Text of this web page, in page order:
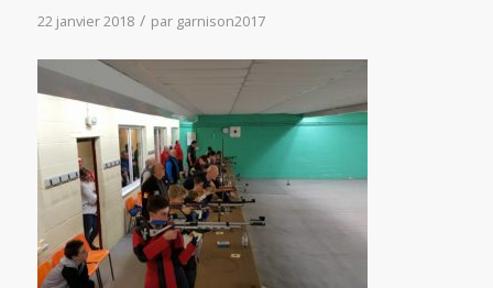
22 janvier 2018 / par garnison2017